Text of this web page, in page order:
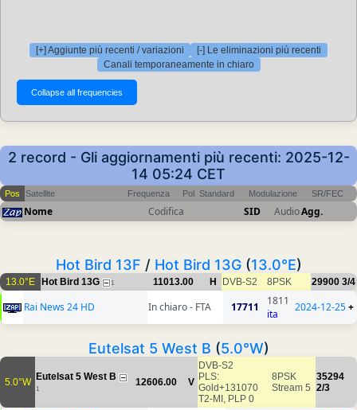
[+] Aggiunte più recenti / variazioni
[-] Le eliminazioni più recenti
Canali temporaneamente in chiaro
2 record - Gli aggiornamenti più recenti: 2025-12-
14 05:24 CET
Pos Satellite Frequenza Pol Standard Modulazione SR/FEC
Nome Codifica SID AudioAgg.
Hot Bird 13F / Hot Bird 13G(13.0°E)
13.0°E Hot Bird 13G 1 11013.00 H DVB-S2 8PSK 29900 3/4
Rai News 24 HD In chiaro - FTA 17711
1811
ita
2024-12-25+
Eutelsat 5 West B (5.0°W)
5.0°W Eutelsat 5 West B
1
12606.00 V
DVB-S2
PLS:
Gold+131070
T2-MI, PLP 0
8PSK
Stream 5
35294
2/3